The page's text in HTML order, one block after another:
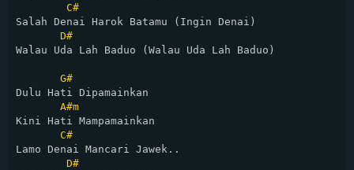
C#
Salah Denai Harok Batamu (Ingin Denai)
D#
Walau Uda Lah Baduo (Walau Uda Lah Baduo)
G#
Dulu Hati Dipamainkan
A#m
Kini Hati Mampamainkan
C#
Lamo Denai Mancari Jawek..
D#